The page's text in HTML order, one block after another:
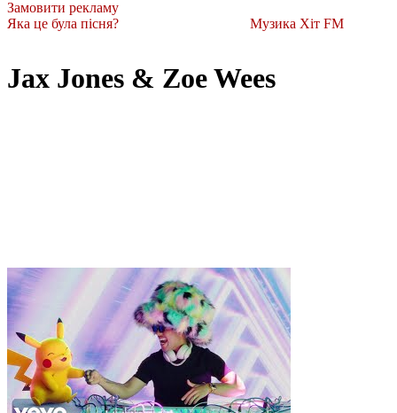
Замовити рекламу
Яка це була пісня?
Музика Хіт FM
Jax Jones & Zoe Wees